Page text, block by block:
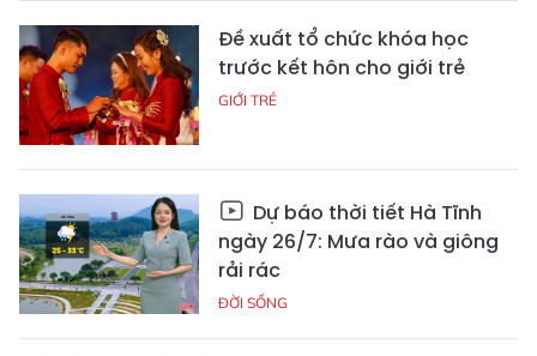
Đề xuất tổ chức khóa học
trước kết hôn cho giới trẻ
GIỚI TRẺ
Dự báo thời tiết Hà Tĩnh
ngày 26/7: Mưa rào và giông
rải rác
ĐỜI SỐNG